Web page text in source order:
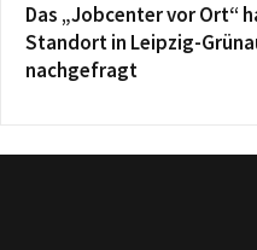
Das „Jobcenter vor Ort“
Standort in Leipzig-
nachgefragt